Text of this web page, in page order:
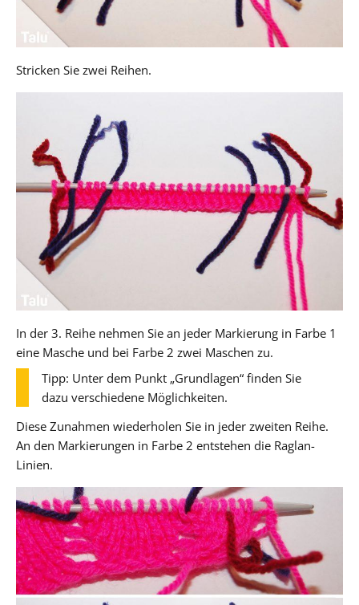
Stricken Sie zwei Reihen.
In der 3. Reihe nehmen Sie an jeder Markierung in Farbe 1
eine Masche und bei Farbe 2 zwei Maschen zu.
Tipp: Unter dem Punkt „Grundlagen“ finden Sie
dazu verschiedene Möglichkeiten.
Diese Zunahmen wiederholen Sie in jeder zweiten Reihe.
An den Markierungen in Farbe 2 entstehen die Raglan-
Linien.